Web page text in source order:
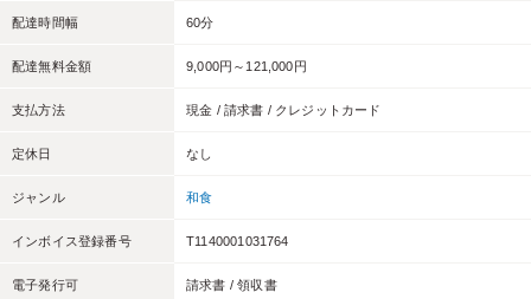
配達時間幅 60分
配達無料金額 9,000円～121,000円
支払方法 現金 / 請求書 / クレジットカード
定休日 なし
ジャンル 和食
インボイス登録番号 T1140001031764
電子発行可 請求書 / 領収書